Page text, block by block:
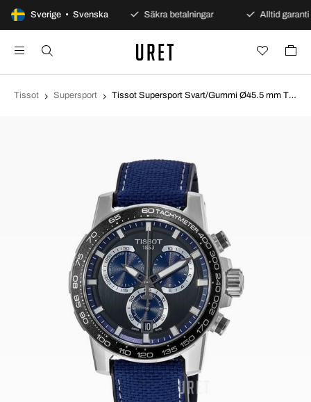
Sverige • Svenska
100 dagars öppet köp Säkra betalningar Alltid garanti
Tissot Supersport Tissot Supersport Svart/Gummi Ø45.5 mm T125.617.17.051.03